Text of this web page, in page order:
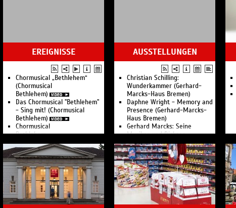
EREIGNISSE
Chormusical „Bethlehem“
(Chormusical
Bethlehem)
Das Chormusical "Bethlehem"
- Sing mit! (Chormusical
Bethlehem)
Chormusical
Bethlehem
Musikfest Bremen
Vegesack Marketing
TANZ Bremen
La Strada Bremen
Schlachte-Zauber an der
Weser
AUSSTELLUNGEN
Christian Schilling:
Wunderkammer (Gerhard-
Marcks-Haus Bremen)
Daphne Wright - Memory and
Presence (Gerhard-Marcks-
Haus Bremen)
Gerhard Marcks: Seine
Musiker und Dichter
(Gerhard-Marcks-Haus
Bremen)
Atelierkurse für Erwachsene
(Gerhard-Marcks-Haus
Bremen)
Verborgene Schätze -
Sammlung online (Gerhard-
Marcks-Haus Bremen)